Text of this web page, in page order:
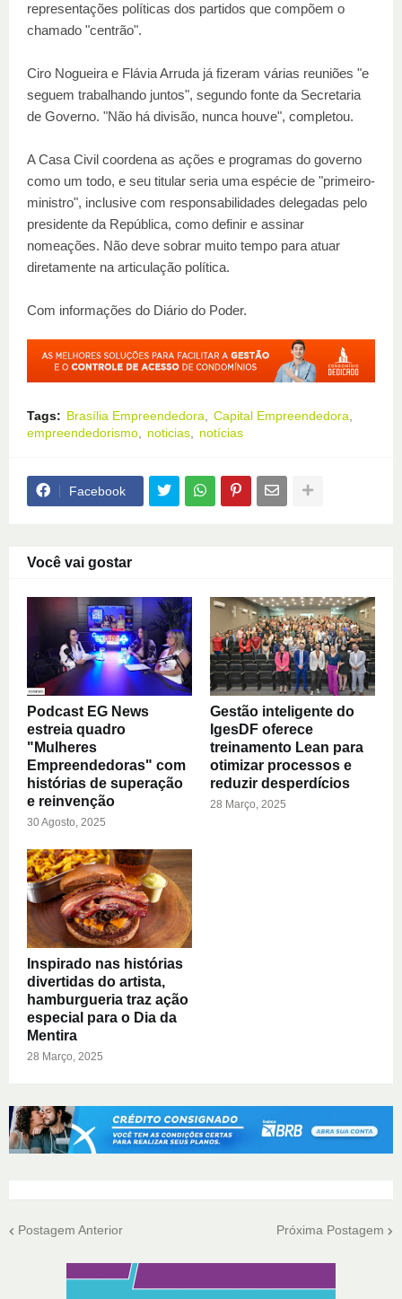
representações políticas dos partidos que compõem o
chamado "centrão".
Ciro Nogueira e Flávia Arruda já fizeram várias reuniões "e
seguem trabalhando juntos", segundo fonte da Secretaria
de Governo. "Não há divisão, nunca houve", completou.
A Casa Civil coordena as ações e programas do governo
como um todo, e seu titular seria uma espécie de "primeiro-
ministro", inclusive com responsabilidades delegadas pelo
presidente da República, como definir e assinar
nomeações. Não deve sobrar muito tempo para atuar
diretamente na articulação política.
Com informações do Diário do Poder.
Tags: Brasília Empreendedora
Capital Empreendedora
empreendedorismo
noticias notícias
Facebook
Você vai gostar
Podcast EG News
estreia quadro
"Mulheres
Empreendedoras" com
histórias de superação
e reinvenção
30 Agosto, 2025
Gestão inteligente do
IgesDF oferece
treinamento Lean para
otimizar processos e
reduzir desperdícios
28 Março, 2025
Inspirado nas histórias
divertidas do artista,
hamburgueria traz ação
especial para o Dia da
Mentira
28 Março, 2025
Postagem Anterior Próxima Postagem